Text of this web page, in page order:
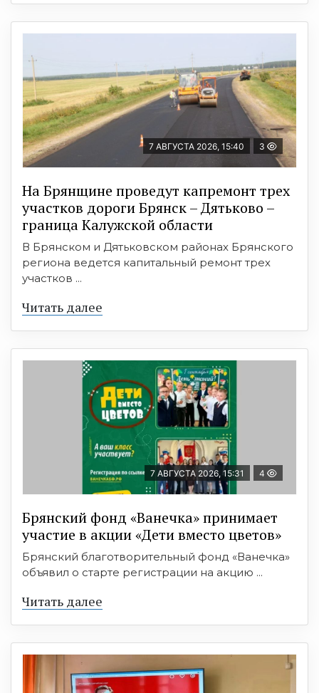
7 АВГУСТА 2026, 15:40 3
На Брянщине проведут капремонт трех
участков дороги Брянск – Дятьково –
граница Калужской области
В Брянском и Дятьковском районах Брянского
региона ведется капитальный ремонт трех
участков ...
Читать далее
7 АВГУСТА 2026, 15:31 4
Брянский фонд «Ванечка» принимает
участие в акции «Дети вместо цветов»
Брянский благотворительный фонд «Ванечка»
объявил о старте регистрации на акцию ...
Читать далее